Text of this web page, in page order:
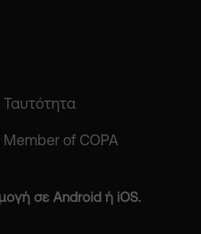
Ταυτότητα
Member of COPA
σε Android ή iOS.